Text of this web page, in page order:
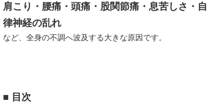
肩こり・腰痛・頭痛・股関節痛・息苦しさ・自
律神経の乱れ
など、全身の不調へ波及する大きな原因です。
■ 目次